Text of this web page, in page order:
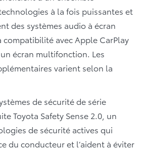
à la fois puissantes et
des systèmes audio à écran
avec Apple CarPlay
écran multifonction. Les
varient selon la
de sécurité de série
Toyota Safety Sense 2.0, un
de sécurité actives qui
du conducteur et l’aident à éviter